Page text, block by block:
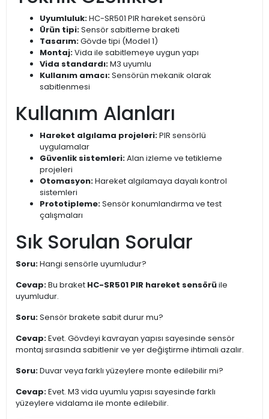
Uyumluluk:HC-SR501 PIR hareket sensörü
Ürün tipi:Sensör sabitleme braketi
Tasarım:Gövde tipi (Model 1)
Montaj:Vida ile sabitlemeye uygun yapı
Vida standardı:M3 uyumlu
Kullanım amacı:Sensörün mekanik olarak
sabitlenmesi
Kullanım Alanları
Hareket algılama projeleri:PIR sensörlü
uygulamalar
Güvenlik sistemleri:Alan izleme ve tetikleme
projeleri
Otomasyon:Hareket algılamaya dayalı kontrol
sistemleri
Prototipleme:Sensör konumlandırma ve test
çalışmaları
Sık Sorulan Sorular
Soru:Hangi sensörle uyumludur?
Cevap:Bu braket HC-SR501 PIR hareket sensörüile
uyumludur.
Soru:Sensör brakete sabit durur mu?
Cevap:Evet. Gövdeyi kavrayan yapısı sayesinde sensör
montaj sırasında sabitlenir ve yer değiştirme ihtimali azalır.
Soru:Duvar veya farklı yüzeylere monte edilebilir mi?
Cevap:Evet. M3 vida uyumlu yapısı sayesinde farklı
yüzeylere vidalama ile monte edilebilir.